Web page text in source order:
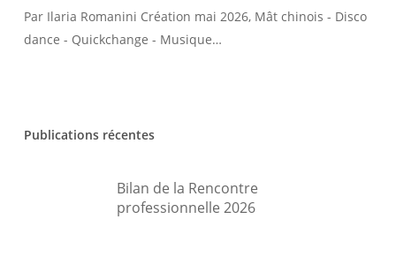
Belle
à
Par Ilaria Romanini Création mai 2026, Mât chinois - Disco
dance - Quickchange - Musique…
Publications récentes
Bilan de la Rencontre
professionnelle 2026